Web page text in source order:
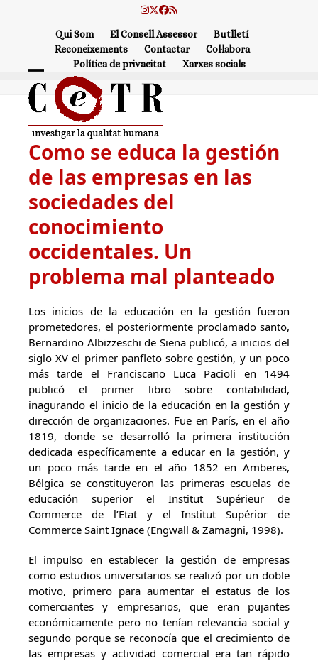
Instagram
Twitter
Facebook
RSS
Qui Som El Consell Assessor
Butlletí
Reconeixements
Contactar
Col·labora
Política de privacitat
Xarxes socials
Open
mobile
menu
Close
mobile
menu
Como se educa la gestión
de las empresas en las
sociedades del
conocimiento
occidentales. Un
problema mal planteado
Los inicios de la educación en la gestión fueron
prometedores, el posteriormente proclamado santo,
Bernardino Albizzeschi de Siena publicó, a inicios del
siglo XV el primer panfleto sobre gestión, y un poco
más tarde el Franciscano Luca Pacioli en 1494
publicó el primer libro sobre contabilidad,
inagurando el inicio de la educación en la gestión y
dirección de organizaciones. Fue en París, en el año
1819, donde se desarrolló la primera institución
dedicada específicamente a educar en la gestión, y
un poco más tarde en el año 1852 en Amberes,
Bélgica se constituyeron las primeras escuelas de
educación superior el Institut Supérieur de
Commerce de l’Etat y el Institut Supérior de
Commerce Saint Ignace (Engwall & Zamagni, 1998).
El impulso en establecer la gestión de empresas
como estudios universitarios se realizó por un doble
motivo, primero para aumentar el estatus de los
comerciantes y empresarios, que eran pujantes
económicamente pero no tenían relevancia social y
segundo porque se reconocía que el crecimiento de
las empresas y actividad comercial era tan rápido